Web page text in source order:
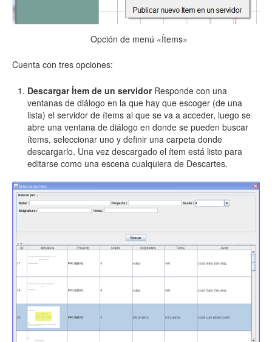
Opción de menú «Ítems»
Cuenta con tres opciones:
Descargar Ítem de un servidor Responde con una
ventanas de diálogo en la que hay que escoger (de una
lista) el servidor de ítems al que se va a acceder, luego se
abre una ventana de diálogo en donde se pueden buscar
ítems, seleccionar uno y definir una carpeta donde
descargarlo. Una vez descargado el ítem está listo para
editarse como una escena cualquiera de Descartes.